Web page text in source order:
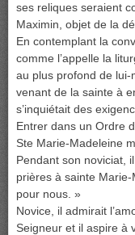
ses reliques seraient
Maximin, objet de la
En contemplant la
comme l’appelle la
au plus profond de
venant de la sainte à
s’inquiétait des
Entrer dans un Ordre
Ste Marie-Madeleine
Pendant son noviciat,
prières à sainte
pour nous. »
Novice, il admirait
Seigneur et il aspire à